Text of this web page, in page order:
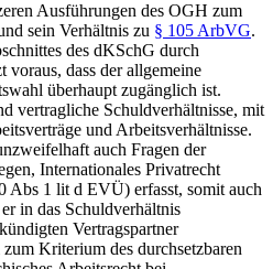
Ausführungen des OGH zum
sein Verhältnis zu § 105 ArbVG.
des dKSchG durch
voraus, dass der allgemeine
überhaupt zugänglich ist.
vertragliche Schuldverhältnisse, mit
und Arbeitsverhältnisse.
auch Fragen der
, Internationales Privatrecht
Abs 1 lit d EVÜ) erfasst, somit auch
in das Schuldverhältnis
Vertragspartner
Kriterium des durchsetzbaren